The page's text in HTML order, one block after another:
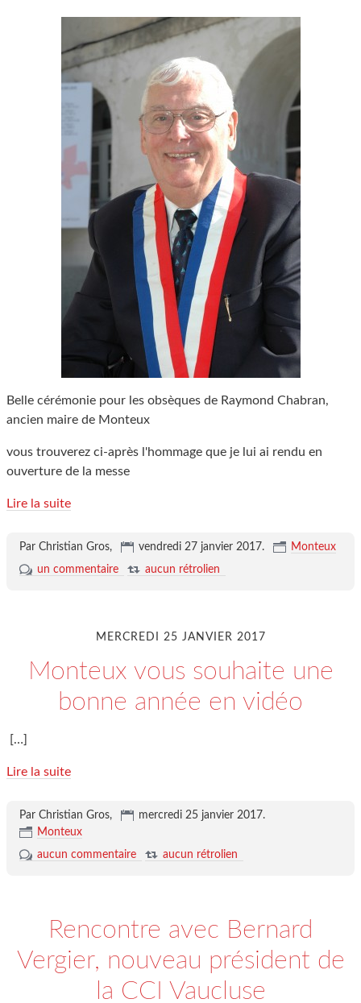
Belle cérémonie pour les obsèques de Raymond Chabran,
ancien maire de Monteux
vous trouverez ci-après l'hommage que je lui ai rendu en
ouverture de la messe
Lire la suite
Par Christian Gros, vendredi 27 janvier 2017.
Monteux
un commentaire
aucun rétrolien
MERCREDI 25 JANVIER 2017
Monteux vous souhaite une
bonne année en vidéo
[…]
Lire la suite
Par Christian Gros, mercredi 25 janvier 2017.
Monteux
aucun commentaire
aucun rétrolien
Rencontre avec Bernard
Vergier, nouveau président de
la CCI Vaucluse